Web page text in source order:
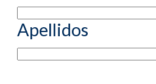
Apellidos